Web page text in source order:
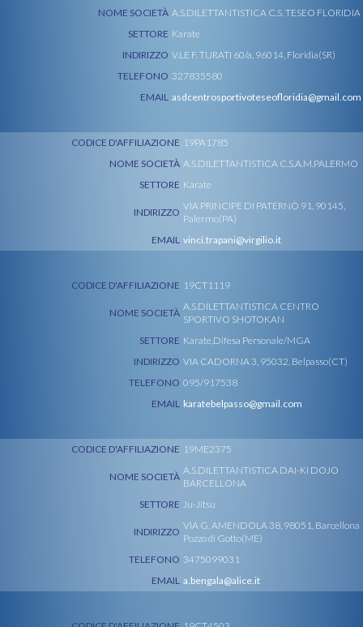
NOME SOCIETÀ A.S.DILETTANTISTICA C.S. TESEO FLORIDIA
SETTORE Karate
INDIRIZZO V.LE F. TURATI 60/a, 96014, Floridia(SR)
TELEFONO 327835580
EMAIL asdcentrosportivoteseofloridia@gmail.com
CODICE D'AFFILIAZIONE 19PA1785
NOME SOCIETÀ A.S.DILETTANTISTICA C.S.A.M.PALERMO
SETTORE Karate
INDIRIZZO
VIA PRINCIPE DI PATERNÒ 91, 90145,
Palermo(PA)
EMAIL vinci.trapani@virgilio.it
CODICE D'AFFILIAZIONE 19CT1119
NOME SOCIETÀ
A.S.DILETTANTISTICA CENTRO
SPORTIVO SHOTOKAN
SETTORE Karate,Difesa Personale/MGA
INDIRIZZO VIA CADORNA 3, 95032, Belpasso(CT)
TELEFONO 095/917538
EMAIL karatebelpasso@gmail.com
CODICE D'AFFILIAZIONE 19ME2375
NOME SOCIETÀ
A.S.DILETTANTISTICA DAI-KI DOJO
BARCELLONA
SETTORE Ju-Jitsu
INDIRIZZO
VIA G. AMENDOLA 38, 98051, Barcellona
Pozzo di Gotto(ME)
TELEFONO 3475099031
EMAIL a.bengala@alice.it